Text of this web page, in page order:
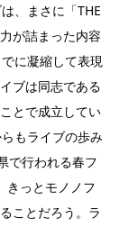
、まさに「THE
が詰まった内容
に凝縮して表現
ブは同志である
とで成立してい
もライブの歩み
で行われる春フ
きっとモノノフ
ことだろう。ラ